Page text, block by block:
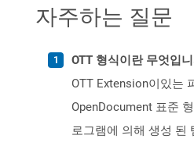
자주하는 질문
OTT 형식이란 무엇입
OTT Extension이있는
OpenDocument 표준
로그램에 의해 생성 된